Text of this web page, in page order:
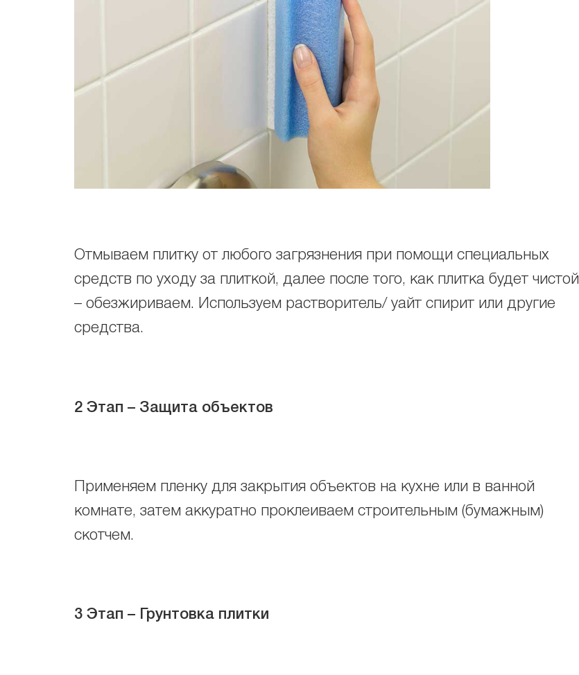
Отмываем плитку от любого загрязнения при помощи специальных
средств по уходу за плиткой, далее после того, как плитка будет чистой
– обезжириваем. Используем растворитель/ уайт спирит или другие
средства.
2 Этап – Защита объектов
Применяем пленку для закрытия объектов на кухне или в ванной
комнате, затем аккуратно проклеиваем строительным (бумажным)
скотчем.
3 Этап – Грунтовка плитки